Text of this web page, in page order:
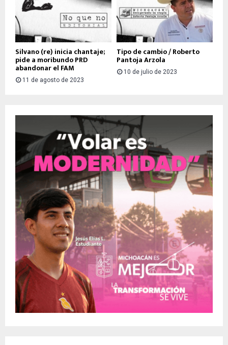
Silvano (re) inicia chantaje;
pide a moribundo PRD
abandonar el FAM
11 de agosto de 2023
Tipo de cambio / Roberto
Pantoja Arzola
10 de julio de 2023